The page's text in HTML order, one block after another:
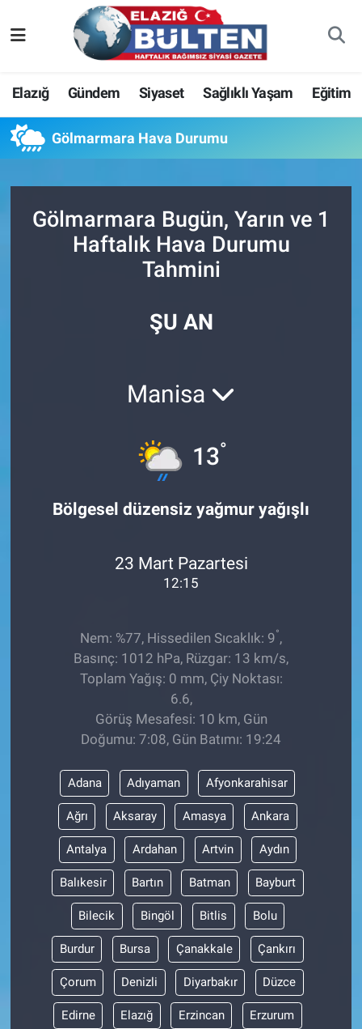
Elazığ Gündem Siyaset Sağlıklı Yaşam Eğitim
Gölmarmara Hava Durumu
Gölmarmara Bugün, Yarın ve 1
Haftalık Hava Durumu
Tahmini
ŞU AN
Manisa
13°
Bölgesel düzensiz yağmur yağışlı
23 Mart Pazartesi
12:15
Nem: %77, Hissedilen Sıcaklık: 9°,
Basınç: 1012 hPa, Rüzgar: 13 km/s,
Toplam Yağış: 0 mm, Çiy Noktası:
6.6,
Görüş Mesafesi: 10 km, Gün
Doğumu: 7:08, Gün Batımı: 19:24
Adana Adıyaman Afyonkarahisar
Ağrı Aksaray Amasya Ankara
Antalya Ardahan Artvin Aydın
Balıkesir Bartın Batman Bayburt
Bilecik Bingöl Bitlis Bolu
Burdur Bursa Çanakkale Çankırı
Çorum Denizli Diyarbakır Düzce
Edirne Elazığ Erzincan Erzurum
Asayiş
Bilim-Teknoloji
Eğitim
Ekonomi
Elazığ
Sağlıklı Yaşam
Yaşam
Nöbetçi Eczaneler
Hava Durumu
Namaz Vakitleri
Trafik Durumu
Süper Lig Puan Durumu ve Fikstür
Son Dakika Haberleri